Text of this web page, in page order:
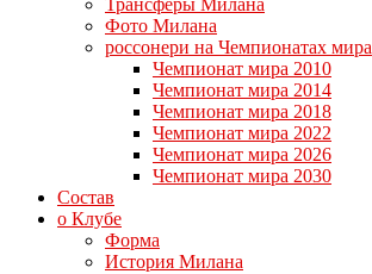
Трансферы Милана
Фото Милана
россонери на Чемпионатах мира
Чемпионат мира 2010
Чемпионат мира 2014
Чемпионат мира 2018
Чемпионат мира 2022
Чемпионат мира 2026
Чемпионат мира 2030
Состав
о Клубе
Форма
История Милана